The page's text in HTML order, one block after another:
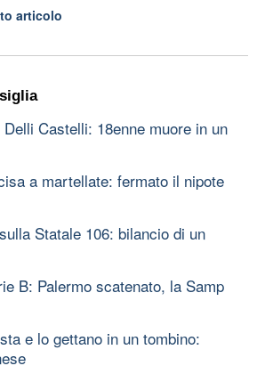
articolo
Castelli: 18enne muore in un
a martellate: fermato il nipote
Statale 106: bilancio di un
B: Palermo scatenato, la Samp
e lo gettano in un tombino: